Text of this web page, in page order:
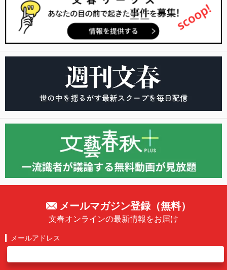
メールマガジン登録（無料）
文春オンラインの最新情報をお届け
メールアドレス